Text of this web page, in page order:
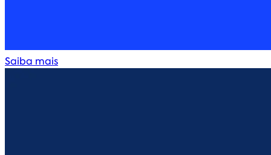
Saiba mais